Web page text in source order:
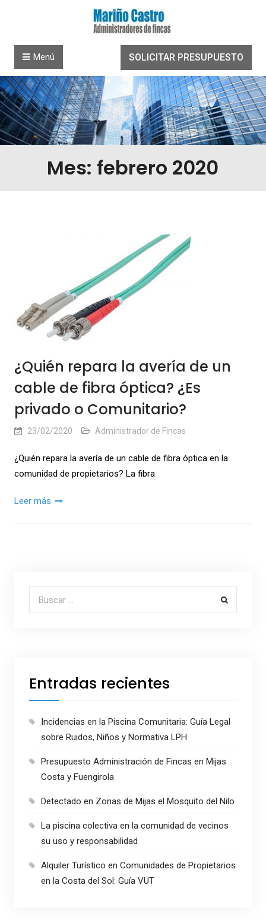
SOLICITAR PRESUPUESTO
Menú
Mes: febrero 2020
¿Quién repara la avería de un
cable de fibra óptica? ¿Es
privado o Comunitario?
23/02/2020 Administrador de Fincas
¿Quién repara la avería de un cable de fibra óptica en la
comunidad de propietarios? La fibra
Leer más
Buscar por:
Entradas recientes
Incidencias en la Piscina Comunitaria: Guía Legal
sobre Ruidos, Niños y Normativa LPH
Presupuesto Administración de Fincas en Mijas
Costa y Fuengirola
Detectado en Zonas de Mijas el Mosquito del Nilo
La piscina colectiva en la comunidad de vecinos
su uso y responsabilidad
Alquiler Turístico en Comunidades de Propietarios
en la Costa del Sol: Guía VUT